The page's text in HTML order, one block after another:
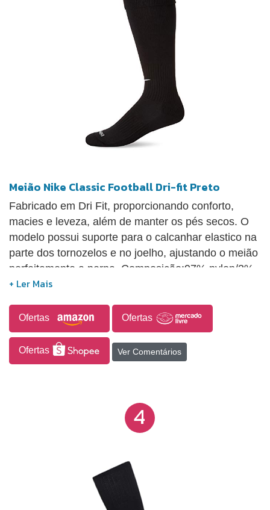
Meião Nike Classic Football Dri-fit Preto
Fabricado em Dri Fit, proporcionando conforto,
macies e leveza, além de manter os pés secos. O
modelo possui suporte para o calcanhar elastico na
parte dos tornozelos e no joelho, ajustando o meião
perfeitamente a perna. Composição:97% nylon/3%
spandex; Modalidade: Futebol.
Ofertas Ofertas
Ofertas Ver Comentários
4